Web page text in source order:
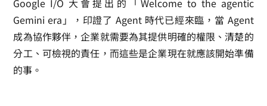
Google I/O 大會提出的「Welcome to the agentic
Gemini era」，印證了 Agent 時代已經來臨，當 Agent
成為協作夥伴，企業就需要為其提供明確的權限、清楚的
分工、可檢視的責任，而這些是企業現在就應該開始準備
的事。